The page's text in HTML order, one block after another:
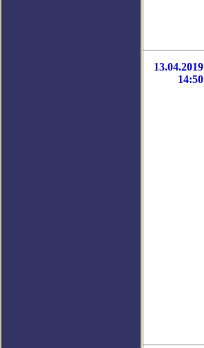
13.04.2019
14:50